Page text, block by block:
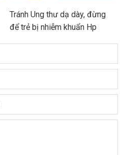
Tránh Ung thư dạ dày, đừng
để trẻ bị nhiễm khuẩn Hp